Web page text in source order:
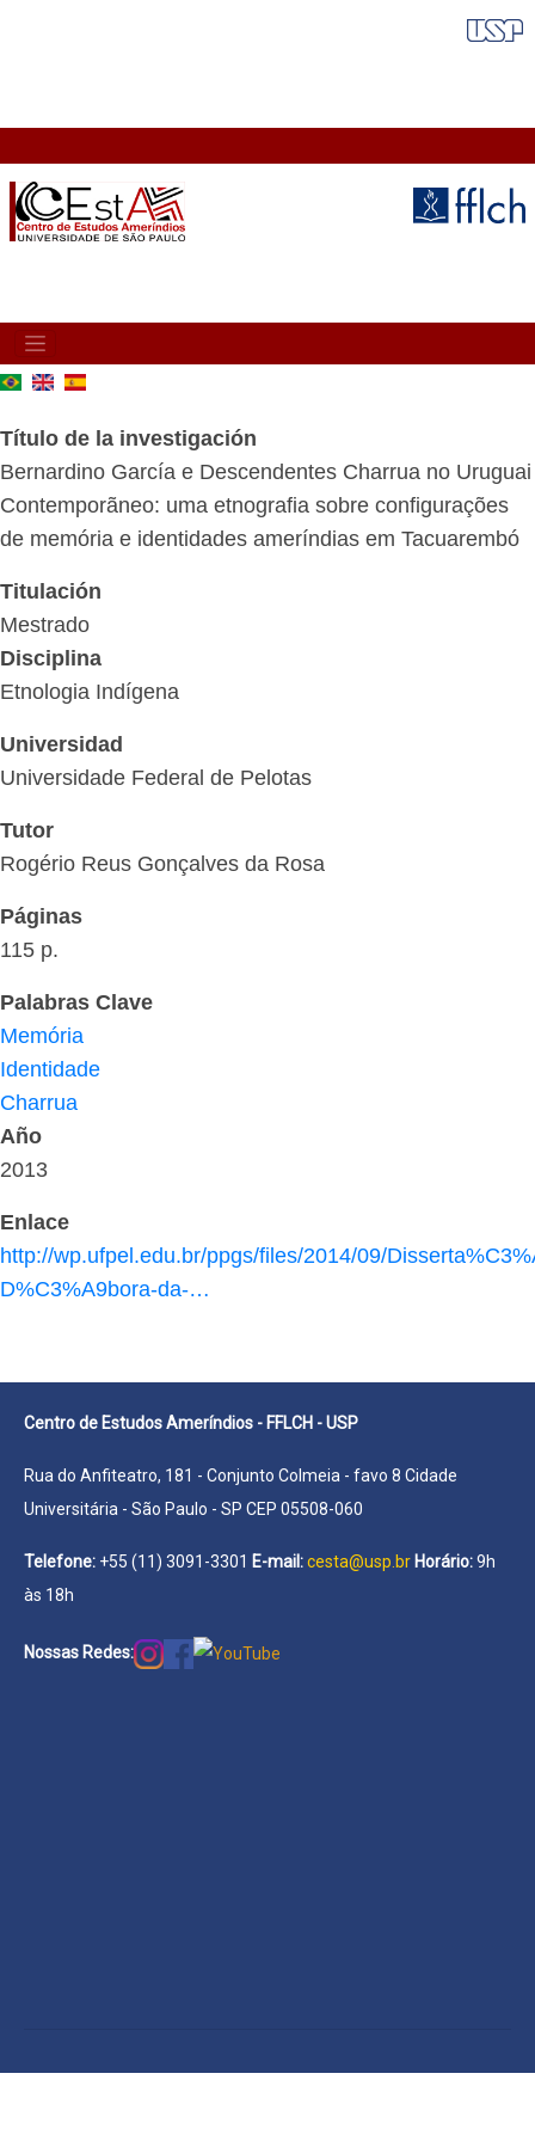
MAIN
NAVIGATION
Título de la investigación
Bernardino García e Descendentes Charrua no Uruguai
Contemporãneo: uma etnografia sobre configurações
de memória e identidades ameríndias em Tacuarembó
Titulación
Mestrado
Disciplina
Etnologia Indígena
Universidad
Universidade Federal de Pelotas
Tutor
Rogério Reus Gonçalves da Rosa
Páginas
115 p.
Palabras Clave
Memória
Identidade
Charrua
Año
2013
Enlace
http://wp.ufpel.edu.br/ppgs/files/2014/09/
D%C3%A9bora-da-…
Centro de Estudos Ameríndios - FFLCH - USP
Rua do Anfiteatro, 181 - Conjunto Colmeia - favo 8 Cidade
Universitária - São Paulo - SP CEP 05508-060
Telefone: +55 (11) 3091-3301 E-mail:cesta@usp.br Horário:9h
às 18h
Nossas Redes: